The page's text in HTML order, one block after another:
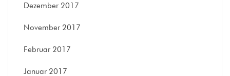
Dezember 2017
November 2017
Februar 2017
Januar 2017